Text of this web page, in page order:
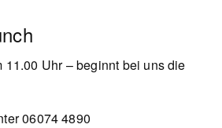
11.00 Uhr – beginnt bei uns die
06074 4890